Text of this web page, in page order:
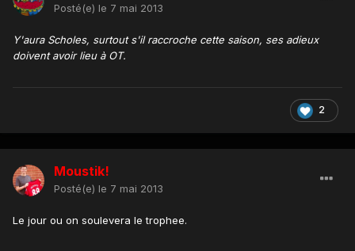
Posté(e) le 7 mai 2013
Y'aura Scholes, surtout s'il raccroche cette saison, ses adieux
doivent avoir lieu à OT.
2
Moustik!
Posté(e) le 7 mai 2013
Le jour ou on soulevera le trophee.